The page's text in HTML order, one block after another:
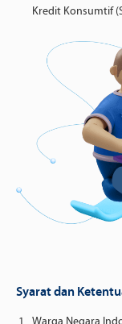
Kredit Konsumtif
Syarat dan